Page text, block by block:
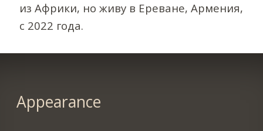
из Африки, но живу в Ереване, Армения,
с 2022 года.
Appearance